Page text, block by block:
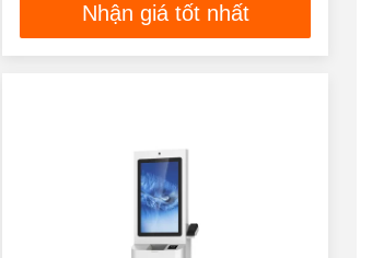
Nhận giá tốt nhất